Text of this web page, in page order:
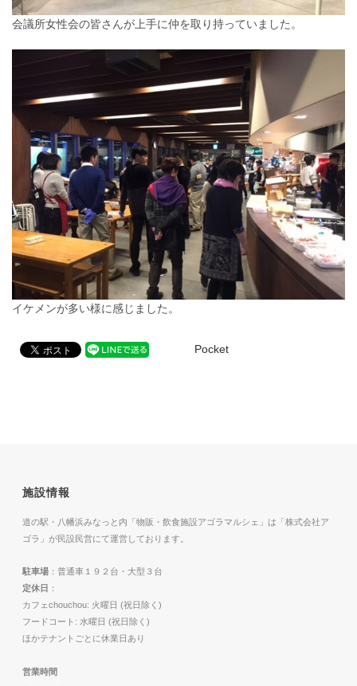
会議所女性会の皆さんが上手に仲を取り持っていました。
イケメンが多い様に感じました。
Pocket
施設情報
道の駅・八幡浜みなっと内「物販・飲食施設アゴラマルシェ」は「株式会社ア
ゴラ」が民設民営にて運営しております。
駐車場 ：普通車１９２台・大型３台
定休日 ：
カフェchouchou: 火曜日 (祝日除く)
フードコート: 水曜日 (祝日除く)
ほかテナントごとに休業日あり
営業時間